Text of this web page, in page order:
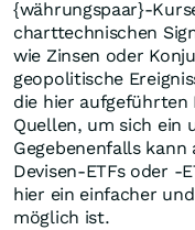
{währungspaar}-
charttechnischen
wie Zinsen oder
geopolitische
die hier
Quellen, um sich ein
Gegebenenfalls
Devisen-ETFs oder -
hier ein einfacher
möglich ist.